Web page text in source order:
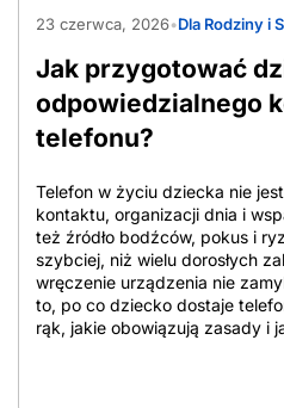
23 czerwca, 2026•Dla Rodziny i
Jak przygotować
odpowiedzialnego
telefonu?
Telefon w życiu dziecka nie
kontaktu, organizacji dnia i
też źródło bodźców, pokus i
szybciej, niż wielu dorosłych
wręczenie urządzenia nie
to, po co dziecko dostaje
rąk, jakie obowiązują zasady i
uporządkowane wskazówki,